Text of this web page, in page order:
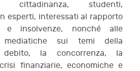
cittadinanza, studenti,
esperti, interessati al rapporto
e insolvenze, nonché alle
mediatiche sui temi della
la concorrenza, la
finanziarie, economiche e